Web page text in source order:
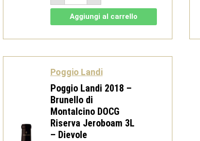
2019
Chiuso
del
Brunello
Montalcino
-
Dievole
quantità
Aggiungi al carrello
Poggio Landi
Poggio Landi 2018 –
Brunello di
Montalcino DOCG
Riserva Jeroboam 3L
– Dievole